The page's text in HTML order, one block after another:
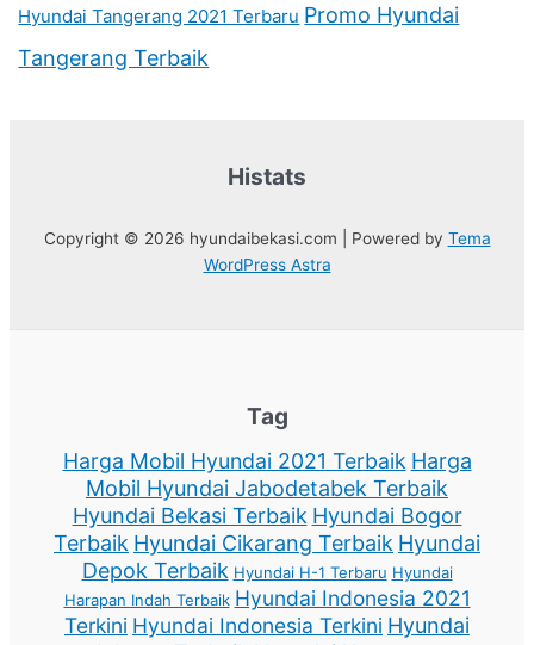
Hyundai Tangerang 2021 Terbaru Promo Hyundai
Tangerang Terbaik
Histats
Copyright © 2026 hyundaibekasi.com | Powered by Tema
WordPress Astra
Tag
Harga Mobil Hyundai 2021 Terbaik Harga
Mobil Hyundai Jabodetabek Terbaik
Hyundai Bekasi Terbaik Hyundai Bogor
Terbaik Hyundai Cikarang Terbaik Hyundai
Depok Terbaik Hyundai H-1 Terbaru Hyundai
Harapan Indah Terbaik Hyundai Indonesia 2021
Terkini Hyundai Indonesia Terkini Hyundai